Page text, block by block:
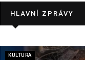
HLAVNÍ ZPRÁVY
KULTURA